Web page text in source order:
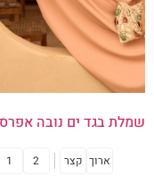
שמלת בגד ים נובה
ארוך קצר 2
1